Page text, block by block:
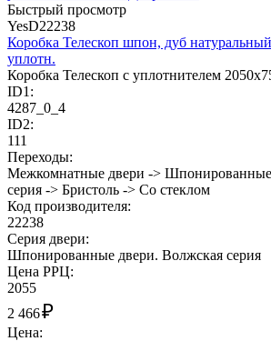
Быстрый просмотр
YesD22238
Коробка Телескоп шпон, дуб
уплотн.
Коробка Телескоп с уплотнителем
ID1:
4287_0_4
ID2:
111
Переходы:
Межкомнатные двери ->
серия -> Бристоль -> Со стеклом
Код производителя:
22238
Cерия двери:
Шпонированные двери. Волжская серия
Цена РРЦ:
2055
2 466₽
Цена: